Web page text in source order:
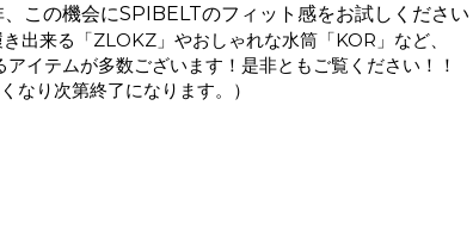
この機会にSPIBELTのフィット感をお試しください
出来る「ZLOKZ」やおしゃれな水筒「KOR」など、
イテムが多数ございます！是非ともご覧ください！！
なり次第終了になります。）